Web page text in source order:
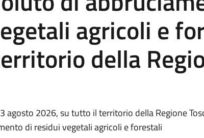
agricoli e
della
agosto 2026, su tutto il territorio della Regione
di residui vegetali agricoli e forestali